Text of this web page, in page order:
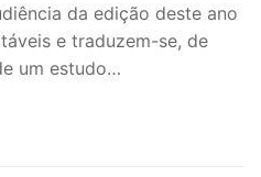
da edição deste ano
e traduzem-se, de
um estudo…